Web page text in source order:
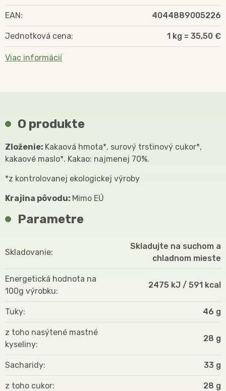
EAN: 4044889005226
Jednotková cena: 1 kg = 35,50 €
Viac informácií
O produkte
Zloženie: Kakaová hmota*, surový trstinový cukor*,
kakaové maslo*. Kakao: najmenej 70%.
*z kontrolovanej ekologickej výroby
Krajina pôvodu: Mimo EÚ
Parametre
Skladovanie
Skladujte na suchom a
chladnom mieste
Energetická hodnota na
100g výrobku
2475 kJ / 591 kcal
Tuky 46 g
z toho nasýtené mastné
kyseliny
28 g
Sacharidy 33 g
z toho cukor 28 g